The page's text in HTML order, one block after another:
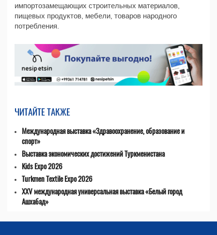
импортозамещающих строительных материалов,
пищевых продуктов, мебели, товаров народного
потребления.
ЧИТАЙТЕ ТАКЖЕ
Международная выставка «Здравоохранение, образование и
спорт»
Выставка экономических достижений Туркменистана
Kids Expo 2026
Turkmen Textile Expo 2026
XXV международная универсальная выставка «Белый город
Ашхабад»